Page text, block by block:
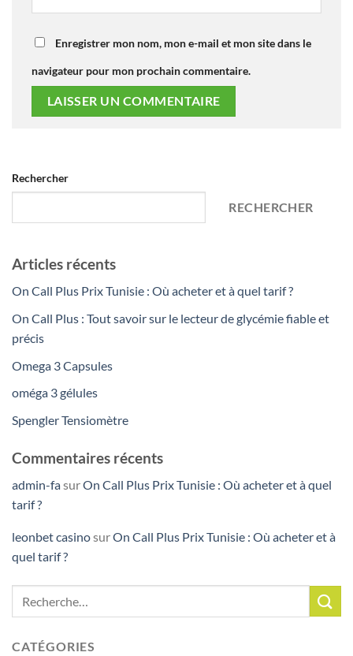
Enregistrer mon nom, mon e-mail et mon site dans le
navigateur pour mon prochain commentaire.
Rechercher
RECHERCHER
Articles récents
On Call Plus Prix Tunisie : Où acheter et à quel tarif ?
On Call Plus : Tout savoir sur le lecteur de glycémie fiable et
précis
Omega 3 Capsules
oméga 3 gélules
Spengler Tensiomètre
Commentaires récents
admin-fasurOn Call Plus Prix Tunisie : Où acheter et à quel
tarif ?
leonbet casinosurOn Call Plus Prix Tunisie : Où acheter et à
quel tarif ?
CATÉGORIES